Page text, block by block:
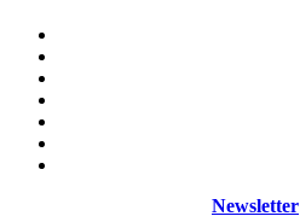
Newsletter